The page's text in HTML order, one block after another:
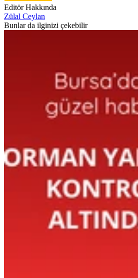
Editör Hakkında
Zülal Ceylan
Bunlar da ilginizi çekebilir